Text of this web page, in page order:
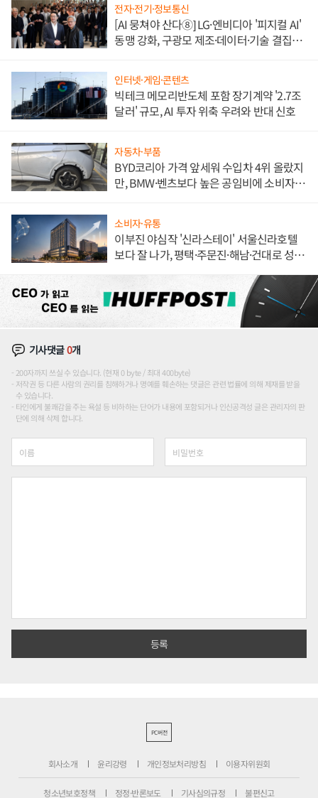
전자·전기·정보통신
[AI 뭉쳐야 산다⑧] LG·엔비디아 '피지컬 AI'
동맹 강화, 구광모 제조·데이터·기술 결집
인터넷·게임·콘텐츠
빅테크 메모리반도체 포함 장기계약 '2.7조
달러' 규모, AI 투자 위축 우려와 반대 신호
자동차·부품
BYD코리아 가격 앞세워 수입차 4위 올랐지
만, BMW·벤츠보다 높은 공임비에 소비자
소비자·유통
이부진 야심작 '신라스테이' 서울신라호텔
보다 잘 나가, 평택·주문진·해남·건대로 성
기사댓글0개
200자까지 쓰실 수 있습니다. (현재 0 byte / 최대 400byte)
저작권 등 다른 사람의 권리를 침해하거나 명예를 훼손하는 댓글은 관련 법률에 의해 제재를 받을
수 있습니다.
타인에게 불쾌감을 주는 욕설 등 비하하는 단어가 내용에 포함되거나 인신공격성 글은 관리자의 판
단에 의해 삭제 합니다.
PC버전
회사소개 윤리강령 개인정보처리방침 이용자위원회
청소년보호정책 정정·반론보도 기사심의규정 불편신고